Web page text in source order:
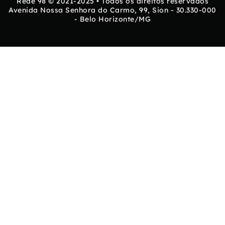
Avenida Nossa Senhora do Carmo, 99, Sion - 30.330-000
- Belo Horizonte/MG